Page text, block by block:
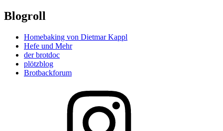
Blogroll
Homebaking von Dietmar Kappl
Hefe und Mehr
der brotdoc
plötzblog
Brotbackforum